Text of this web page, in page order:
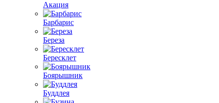
Акация
Барбарис
Береза
Бересклет
Боярышник
Буддлея